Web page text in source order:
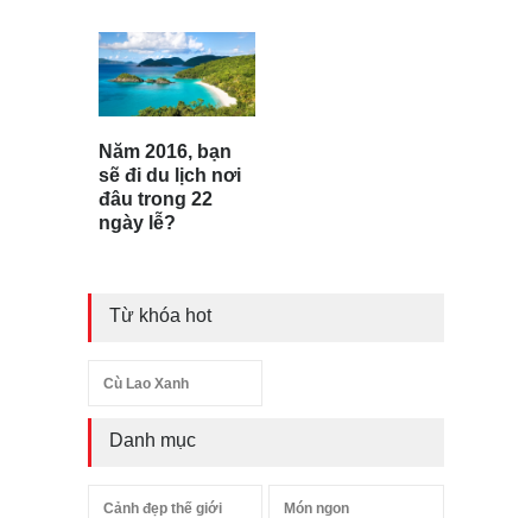
Năm 2016, bạn
sẽ đi du lịch nơi
đâu trong 22
ngày lễ?
Từ khóa hot
Cù Lao Xanh
Danh mục
Cảnh đẹp thế giới Món ngon